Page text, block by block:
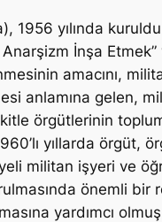
yılında
İnşa Etmek”
amacını,
anlamına gelen,
örgütlerinin
yıllarda örgüt,
militan işyeri ve
önemli bir
yardımcı